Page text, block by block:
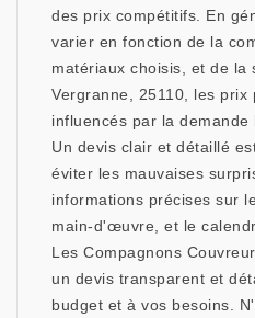
des prix compétitifs. En
varier en fonction de la
matériaux choisis, et de la
Vergranne, 25110, les prix
influencés par la
Un devis clair et détaillé
éviter les mauvaises
informations précises sur
main-d'œuvre, et le
Les Compagnons
un devis transparent et
budget et à vos besoins.